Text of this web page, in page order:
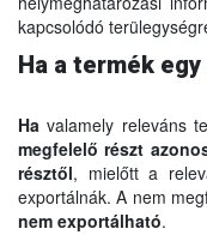
kapcsolódó
Ha a termék
Ha valamely releváns
megfelelő részt
résztől, mielőtt a
exportálnák. A nem
nem exportálható.